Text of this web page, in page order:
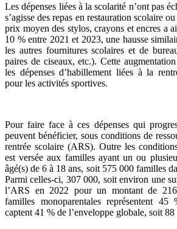
Les dépenses liées à la scolarité n’ont pas
s’agisse des repas en restauration scolaire
prix moyen des stylos, crayons et encres a
10 % entre 2021 et 2023, une hausse
les autres fournitures scolaires et de
paires de ciseaux, etc.). Cette
les dépenses d’habillement liées à la
pour les activités sportives.
Pour faire face à ces dépenses qui
peuvent bénéficier, sous conditions de
rentrée scolaire (ARS). Outre les
est versée aux familles ayant un ou
âgé(s) de 6 à 18 ans, soit 575 000 familles
Parmi celles-ci, 307 000, soit environ une
l’ARS en 2022 pour un montant de
familles monoparentales représentent
captent 41 % de l’enveloppe globale, soit